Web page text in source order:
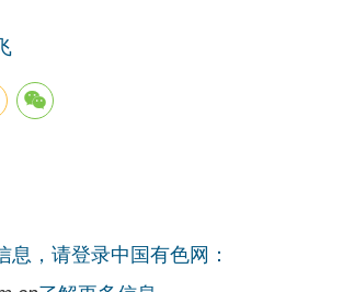
息，请登录中国有色网：